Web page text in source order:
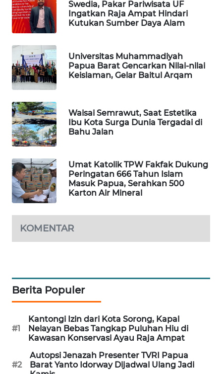
Swedia, Pakar Pariwisata UF
Ingatkan Raja Ampat Hindari
Kutukan Sumber Daya Alam
Universitas Muhammadiyah
Papua Barat Gencarkan Nilai-nilai
Keislaman, Gelar Baitul Arqam
Waisai Semrawut, Saat Estetika
Ibu Kota Surga Dunia Tergadai di
Bahu Jalan
Umat Katolik TPW Fakfak Dukung
Peringatan 666 Tahun Islam
Masuk Papua, Serahkan 500
Karton Air Mineral
KOMENTAR
Berita Populer
#1
Kantongi Izin dari Kota Sorong, Kapal
Nelayan Bebas Tangkap Puluhan Hiu di
Kawasan Konservasi Ayau Raja Ampat
#2
Autopsi Jenazah Presenter TVRI Papua
Barat Yanto Idorway Dijadwal Ulang Jadi
PORTAL
KONSUMEN
FORWAMKI
ALPERKLINAS
FORJASIDA
TAMBANG
NEWS
SITUNGIR
NEWS
NEWS
SIBARAGAS
METRO
SIANTAR
NEWS
METRO
MEDAN